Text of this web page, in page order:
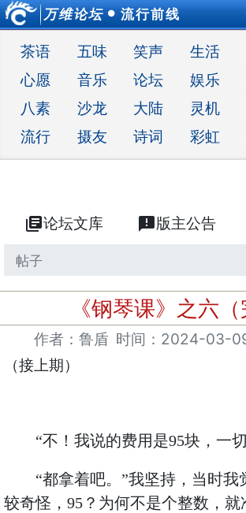
万维论坛 ● 流行前线
茶语 五味 笑声 生活
心愿
音乐 论坛 娱乐
八素
沙龙 大陆 灵机
流行
摄友 诗词 彩虹
library_books论坛文库 announcement版主公告
帖子
《钢琴课》之六（
作者：鲁盾 时间： 2024-03-
（接上期）
“不！我说的费用是95块，一
“都拿着吧。”我坚持，当时我
较奇怪，95？为何不是个整数，就